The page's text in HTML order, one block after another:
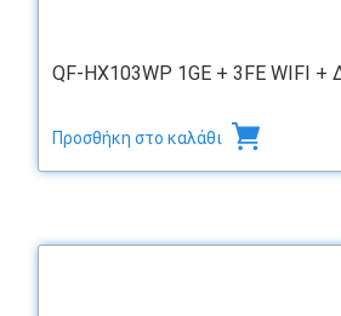
QF-HX103WP 1GE + 3FE WIFI +
Προσθήκη στο καλάθι